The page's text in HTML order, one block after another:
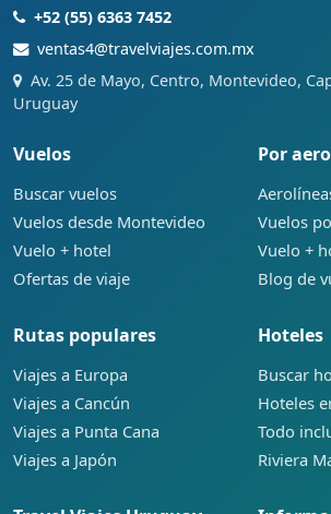
+52 (55) 6363 7452
ventas4@travelviajes.com.mx
Av. 25 de Mayo, Centro, Montevideo,
Uruguay
Vuelos
Buscar vuelos
Vuelos desde Montevideo
Vuelo + hotel
Ofertas de viaje
Por
Vuelos
Vuelo +
Blog de
Rutas populares
Viajes a Europa
Viajes a Cancún
Viajes a Punta Cana
Viajes a Japón
Hoteles
Buscar
Hoteles
Todo
Riviera